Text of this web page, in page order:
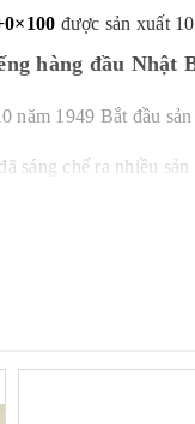
được sản xuất
hàng đầu Nhật
năm 1949 Bắt đầu
sáng chế ra nhiều
điện tử
Bản về Việt Nam